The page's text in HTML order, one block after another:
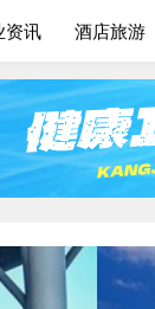
资讯 酒店旅游